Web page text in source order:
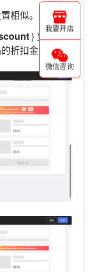
相似。
} 变量，
折扣金额。
我要开店
微信咨询